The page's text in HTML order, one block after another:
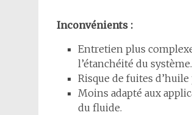
Inconvénients :
Entretien plus
l’étanchéité du système.
Risque de fuites
Moins adapté aux
du fluide.